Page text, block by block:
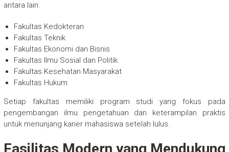
antara lain:
Fakultas Kedokteran
Fakultas Teknik
Fakultas Ekonomi dan Bisnis
Fakultas Ilmu Sosial dan Politik
Fakultas Kesehatan Masyarakat
Fakultas Hukum
Setiap fakultas memiliki program studi yang fokus pada
pengembangan ilmu pengetahuan dan keterampilan praktis
untuk menunjang karier mahasiswa setelah lulus.